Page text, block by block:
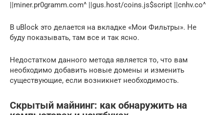
||miner.pr0gramm.com^ ||gus.host/coins.js$script ||cnhv.co^
В uBlock это делается на вкладке «Мои Фильтры». Не
буду показывать, там все и так ясно.
Недостатком данного метода является то, что вам
необходимо добавить новые домены и изменить
существующие, если возникнет необходимость.
Скрытый майнинг: как обнаружить на